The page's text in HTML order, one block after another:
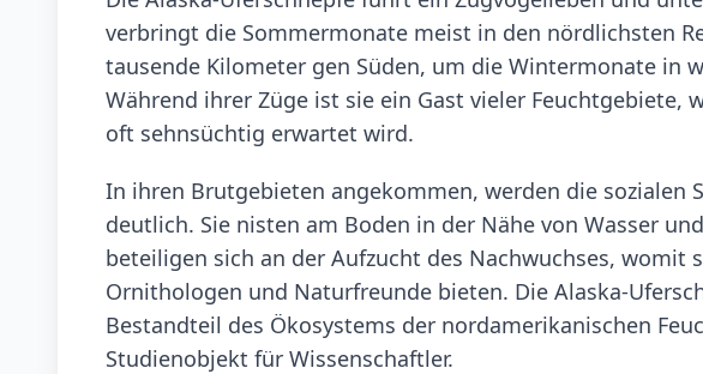
verbringt die Sommermonate meist in den nördlichsten
tausende Kilometer gen Süden, um die Wintermonate in
Während ihrer Züge ist sie ein Gast vieler Feuchtgebiete,
oft sehnsüchtig erwartet wird.
In ihren Brutgebieten angekommen, werden die sozialen
deutlich. Sie nisten am Boden in der Nähe von Wasser
beteiligen sich an der Aufzucht des Nachwuchses, womit
Ornithologen und Naturfreunde bieten. Die Alaska-
Bestandteil des Ökosystems der nordamerikanischen
Studienobjekt für Wissenschaftler.